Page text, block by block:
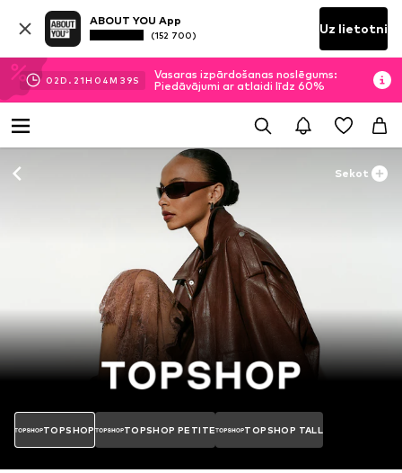
ABOUT YOU App
(152 700) Uz lietotni
02D. 21H 04M 38S
Vasaras izpārdošanas noslēgums:
Piedāvājumi ar atlaidi līdz 60%
Sekot
TOPSHOP TOPSHOP PETITE TOPSHOP TALL